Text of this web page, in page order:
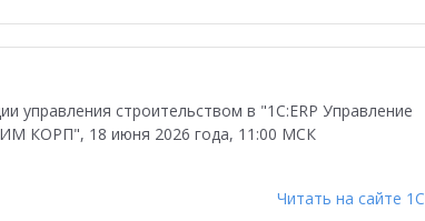
управления строительством в "1С:ERP Управление
КОРП", 18 июня 2026 года, 11:00 МСК
Читать на сайте 1C